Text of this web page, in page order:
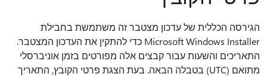
הגירסה הכללית של עדכון מצטבר זה משתמשת בחבילת
Microsoft Windows Installer כדי להתקין את העדכון המצטבר.
התאריכים והשעות עבור קבצים אלה מפורטים בזמן אוניברסלי
מתואם (UTC) בטבלה הבאה. בעת הצגת פרטי הקובץ, התאריך